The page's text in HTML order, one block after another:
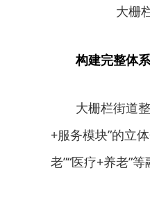
大栅
构建完整体
大栅栏街道
+服务模块”的立
老”“医疗+养老”